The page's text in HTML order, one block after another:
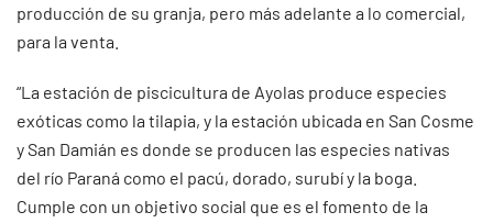
producción de su granja, pero más adelante a lo comercial,
para la venta.
“La estación de piscicultura de Ayolas produce especies
exóticas como la tilapia, y la estación ubicada en San Cosme
y San Damián es donde se producen las especies nativas
del río Paraná como el pacú, dorado, surubí y la boga.
Cumple con un objetivo social que es el fomento de la